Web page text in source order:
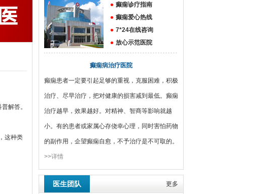
解答。
这种类
癫痫诊疗指南
癫痫爱心热线
7*24在线咨询
放心示范医院
癫痫病治疗医院
癫痫患者一定要引起足够的重视，克服困难，积极
治疗、尽早治疗，把对健康的损害减到最低。癫痫
治疗越早，效果越好。对精神、智商等影响就越
小。有的患者或家属心存侥幸心理，同时害怕药物
的副作用，企望癫痫自愈，不予治疗是不可取的。
>>详情
医生团队 更多